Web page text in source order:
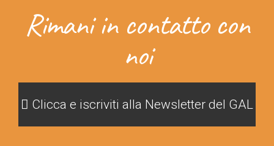
Rimani in contatto con
noi
Clicca e iscriviti alla Newsletter del GAL